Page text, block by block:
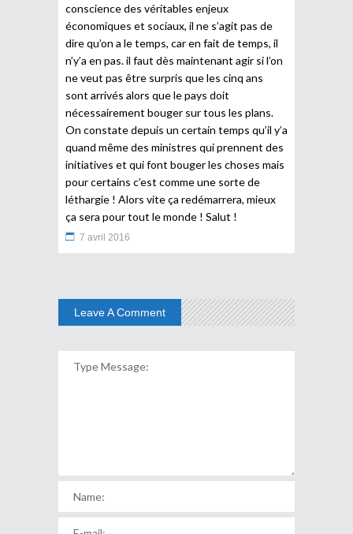
conscience des véritables enjeux
économiques et sociaux, il ne s’agit pas de
dire qu’on a le temps, car en fait de temps, il
n’y’a en pas. il faut dès maintenant agir si l’on
ne veut pas être surpris que les cinq ans
sont arrivés alors que le pays doit
nécessairement bouger sur tous les plans.
On constate depuis un certain temps qu’il y’a
quand même des ministres qui prennent des
initiatives et qui font bouger les choses mais
pour certains c’est comme une sorte de
léthargie ! Alors vite ça redémarrera, mieux
ça sera pour tout le monde ! Salut !
7 avril 2016
Leave A Comment